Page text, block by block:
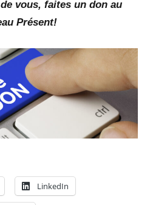
vous, faites un don au
Présent!
LinkedIn